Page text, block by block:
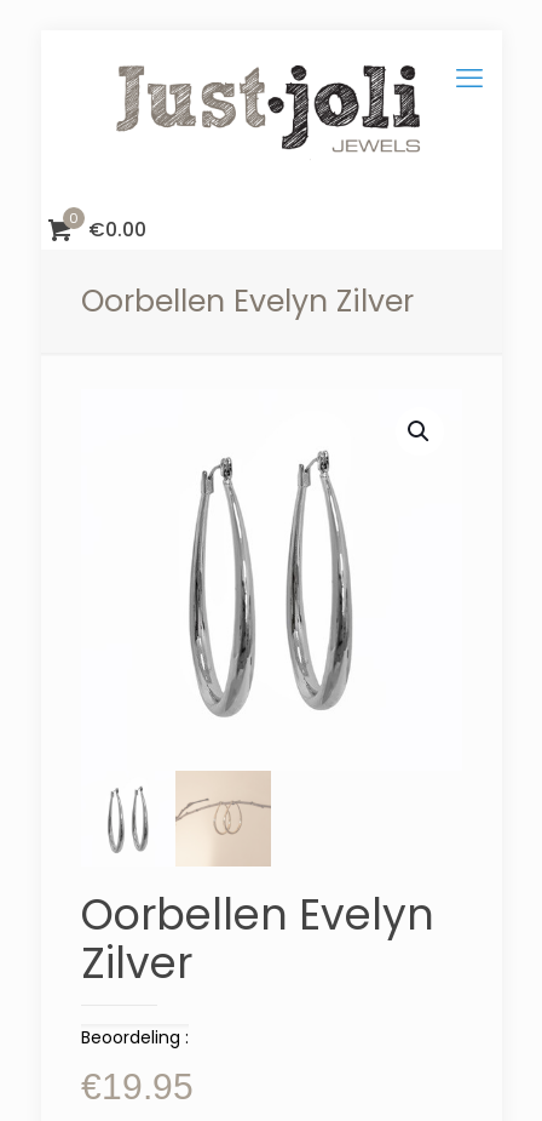
0 €0.00
Oorbellen Evelyn Zilver
Oorbellen Evelyn
Zilver
Beoordeling :
€19.95